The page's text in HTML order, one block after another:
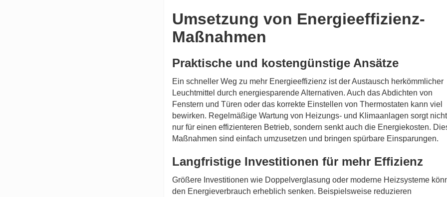
Umsetzung von Energieeffizienz-
Maßnahmen
Praktische und kostengünstige Ansätze
Ein schneller Weg zu mehr Energieeffizienz ist der Austausch herkömmlicher
Leuchtmittel durch energiesparende Alternativen. Auch das Abdichten von
Fenstern und Türen oder das korrekte Einstellen von Thermostaten kann viel
bewirken. Regelmäßige Wartung von Heizungs- und Klimaanlagen sorgt nicht
nur für einen effizienteren Betrieb, sondern senkt auch die Energiekosten.
Maßnahmen sind einfach umzusetzen und bringen spürbare Einsparungen.
Langfristige Investitionen für mehr Effizienz
Größere Investitionen wie Doppelverglasung oder moderne Heizsysteme
den Energieverbrauch erheblich senken. Beispielsweise reduzieren